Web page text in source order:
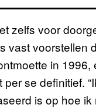
zelfs voor
vast voorstellen
in
per se definitief.
is op hoe